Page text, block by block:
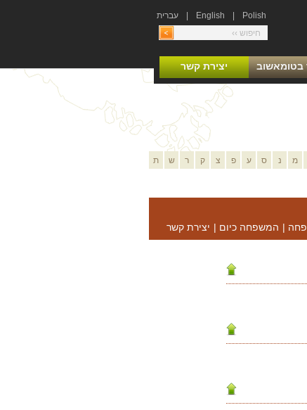
Polish
English עברית
בטומאשוב יצירת קשר
מ נ ס ע פ צ ק ר ש ת
| המשפחה כיום | יצירת קשר